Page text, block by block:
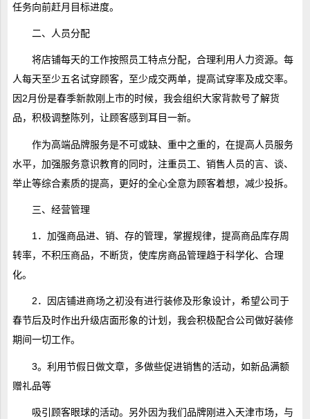
任务向前赶月目标进度。
二、人员分配
将店铺每天的工作按照员工特点分配，合理利用人力资源。每
人每天至少五名试穿顾客，至少成交两单，提高试穿率及成交率。
因2月份是春季新款刚上市的时候，我会组织大家背款号了解货
品，积极调整陈列，让顾客感到耳目一新。
作为高端品牌服务是不可或缺、重中之重的，在提高人员服务
水平，加强服务意识教育的同时，注重员工、销售人员的言、谈、
举止等综合素质的提高，更好的全心全意为顾客着想，减少投拆。
三、经营管理
1．加强商品进、销、存的管理，掌握规律，提高商品库存周
转率，不积压商品，不断货，使库房商品管理趋于科学化、合理
化。
2．因店铺进商场之初没有进行装修及形象设计，希望公司于
春节后及时作出升级店面形象的计划，我会积极配合公司做好装修
期间一切工作。
3。利用节假日做文章，多做些促进销售的活动，如新品满额
赠礼品等
吸引顾客眼球的活动。另外因为我们品牌刚进入天津市场，与